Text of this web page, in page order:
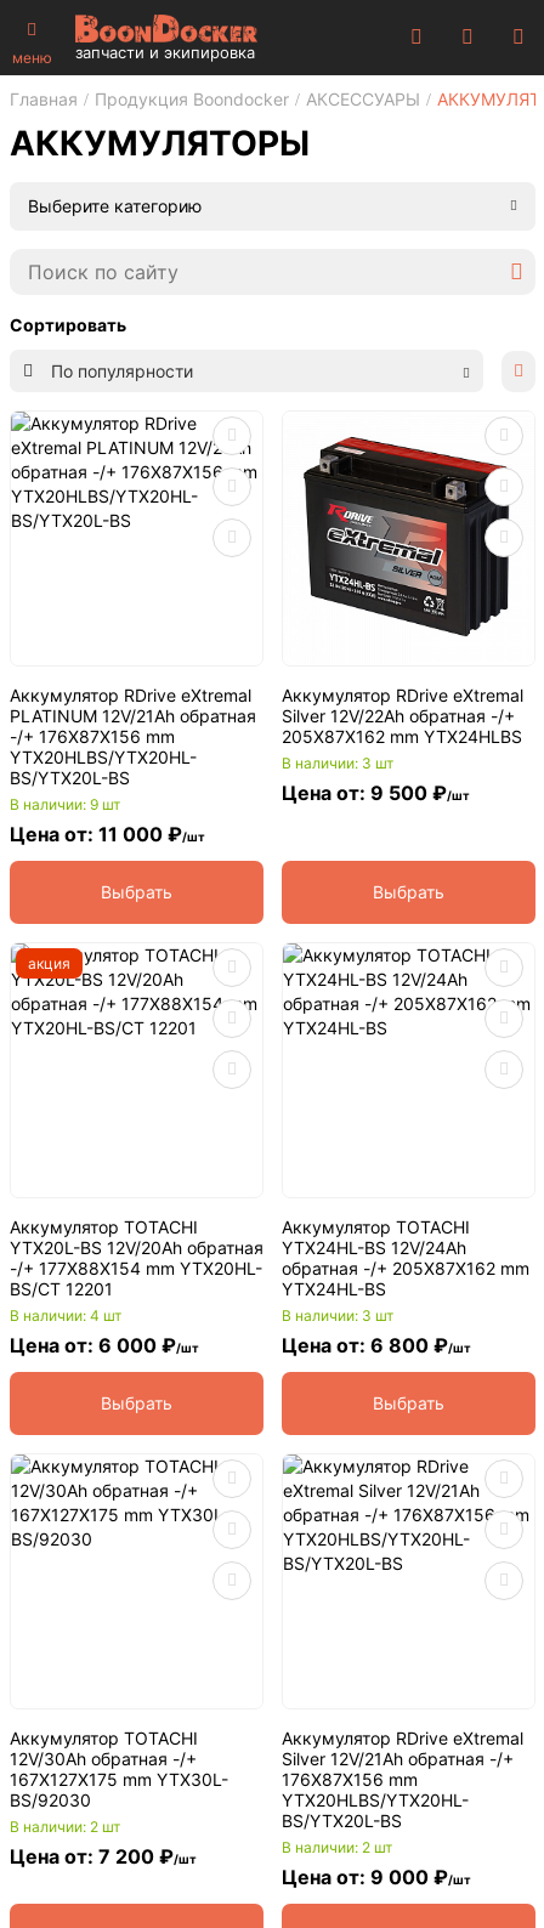
меню запчасти и экипировка
Главная Продукция Boondocker АКСЕССУАРЫ
АККУМУЛЯТОРЫ
Выберите категорию
Сортировать
По популярности
Аккумулятор RDrive eXtremal
PLATINUM 12V/21Ah обратная
-/+ 176X87X156 mm
YTX20HLBS/YTX20HL-
BS/YTX20L-BS
В наличии: 9 шт
Цена от: 11 000 ₽/шт
Выбрать
Аккумулятор RDrive eXtremal
Silver 12V/22Ah обратная -/+
205X87X162 mm YTX24HLBS
В наличии: 3 шт
Цена от: 9 500 ₽/шт
Выбрать
акция
Аккумулятор TOTACHI
YTX20L-BS 12V/20Ah обратная
-/+ 177X88X154 mm YTX20HL-
BS/CT 12201
В наличии: 4 шт
Цена от: 6 000 ₽/шт
Выбрать
Аккумулятор TOTACHI
YTX24HL-BS 12V/24Ah
обратная -/+ 205X87X162 mm
YTX24HL-BS
В наличии: 3 шт
Цена от: 6 800 ₽/шт
Выбрать
Аккумулятор TOTACHI
12V/30Ah обратная -/+
167X127X175 mm YTX30L-
BS/92030
В наличии: 2 шт
Цена от: 7 200 ₽/шт
Аккумулятор RDrive eXtremal
Silver 12V/21Ah обратная -/+
176X87X156 mm
YTX20HLBS/YTX20HL-
BS/YTX20L-BS
В наличии: 2 шт
Цена от: 9 000 ₽/шт